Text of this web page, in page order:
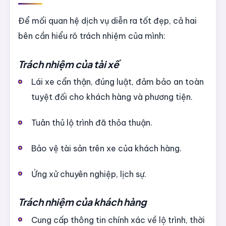
Để mối quan hệ dịch vụ diễn ra tốt đẹp, cả hai
bên cần hiểu rõ trách nhiệm của mình:
Trách nhiệm của tài xế
Lái xe cẩn thận, đúng luật, đảm bảo an toàn
tuyệt đối cho khách hàng và phương tiện.
Tuân thủ lộ trình đã thỏa thuận.
Bảo vệ tài sản trên xe của khách hàng.
Ứng xử chuyên nghiệp, lịch sự.
Trách nhiệm của khách hàng
Cung cấp thông tin chính xác về lộ trình, thời